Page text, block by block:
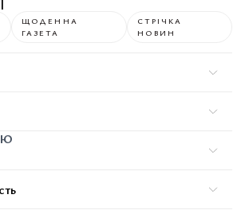
ЩОДЕННА
ГАЗЕТА
СТРІЧКА
НОВИН